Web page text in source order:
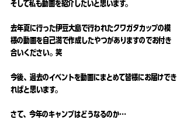
そして私も動画を紹介したいと思います。
去年夏に行った伊豆大島で行われたクワガタカップの模
様の動画を自己満で作成したやつがありますのでお付き
合いください。笑
今後、過去のイベントを動画にまとめて皆様にお届けでき
ればと思います。
さて、今年のキャンプはどうなるのか…